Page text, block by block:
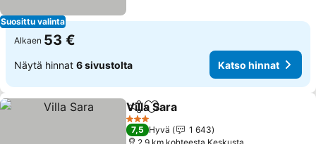
Suosittu valinta
Alkaen 53 €
Näytä hinnat 6 sivustolta Katso hinnat
Jaa Lisää suosikkeihin
Villa Sara
3 Tähtiluokitus
7,5 Hyvä
1 643